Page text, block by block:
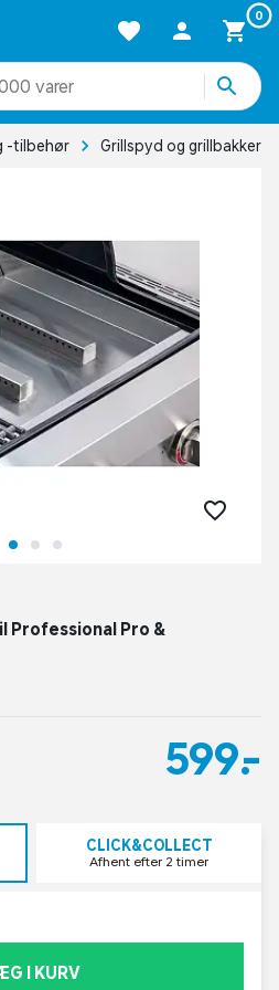
0
varer
-tilbehør Grillspyd og grillbakker
Professional Pro &
599,-
CLICK&COLLECT
Afhent efter 2 timer
I KURV